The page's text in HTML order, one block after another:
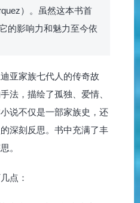
）。虽然这本书首
的影响力和魅力至今依
亚家族七代人的传奇故
法，描绘了孤独、爱情、
说不仅是一部家族史，还
深刻反思。书中充满了丰
。
点：